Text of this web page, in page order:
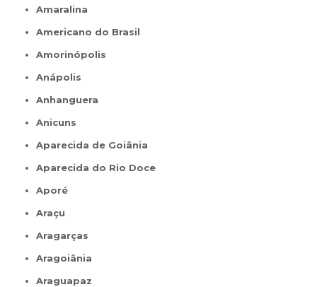
Amaralina
Americano do Brasil
Amorinópolis
Anápolis
Anhanguera
Anicuns
Aparecida de Goiânia
Aparecida do Rio Doce
Aporé
Araçu
Aragarças
Aragoiânia
Araguapaz